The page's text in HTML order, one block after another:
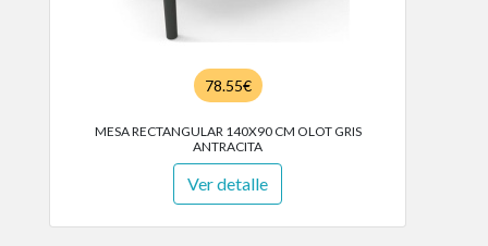
78.55€
MESA RECTANGULAR 140X90 CM OLOT GRIS
ANTRACITA
Ver detalle